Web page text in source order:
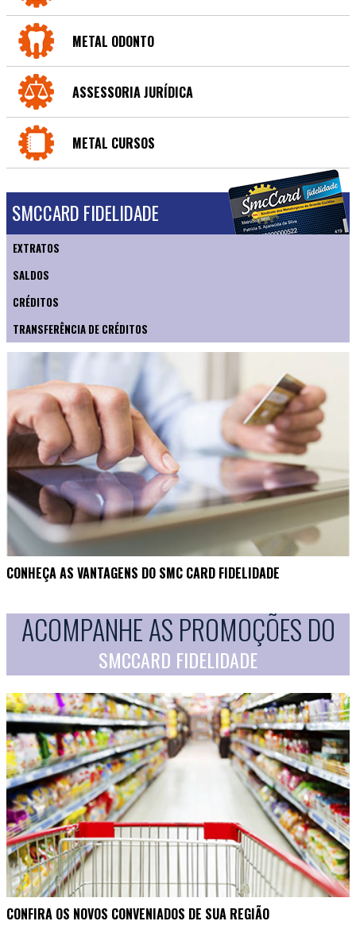
METAL ODONTO
ASSESSORIA JURÍDICA
METAL CURSOS
SMCCARD FIDELIDADE
EXTRATOS
SALDOS
CRÉDITOS
TRANSFERÊNCIA DE CRÉDITOS
CONHEÇA AS VANTAGENS DO SMC CARD FIDELIDADE
ACOMPANHE AS PROMOÇÕES DO
SMCCARD FIDELIDADE
CONFIRA OS NOVOS CONVENIADOS DE SUA REGIÃO